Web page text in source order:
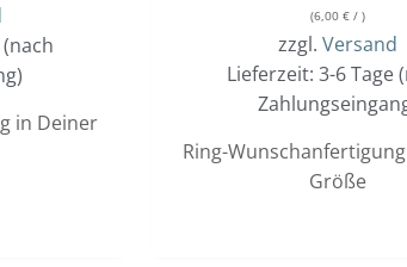
in Deiner
(6,00 €/ )
zzgl. Versand
Lieferzeit: 3-6 Tage
Ring-
Größe